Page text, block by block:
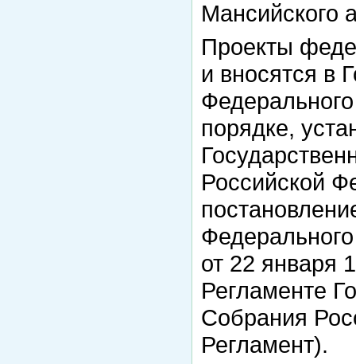
Мансийского
Проекты
и вносятся в
порядке,
Российской
от 22 января
Регламенте
Собрания
Регламент).